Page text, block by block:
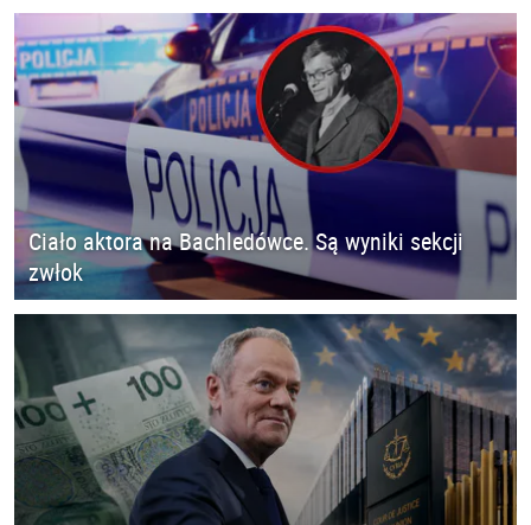
Ciało aktora na Bachledówce. Są wyniki sekcji
zwłok